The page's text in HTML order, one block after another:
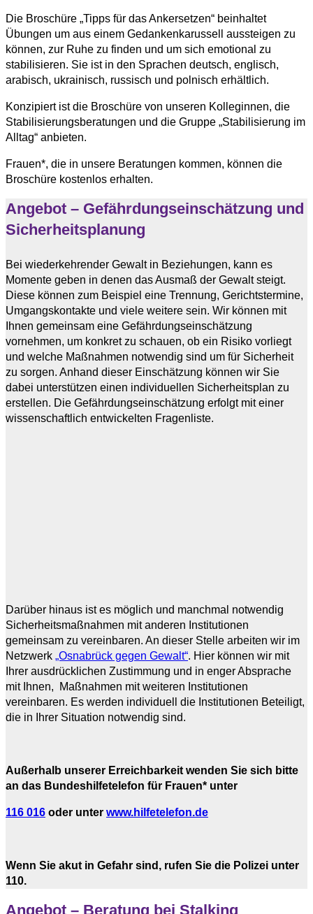
Die Broschüre „Tipps für das Ankersetzen“ beinhaltet
Übungen um aus einem Gedankenkarussell aussteigen zu
können, zur Ruhe zu finden und um sich emotional zu
stabilisieren. Sie ist in den Sprachen deutsch, englisch,
arabisch, ukrainisch, russisch und polnisch erhältlich.
Konzipiert ist die Broschüre von unseren Kolleginnen, die
Stabilisierungsberatungen und die Gruppe „Stabilisierung im
Alltag“ anbieten.
Frauen*, die in unsere Beratungen kommen, können die
Broschüre kostenlos erhalten.
Angebot – Gefährdungseinschätzung und
Sicherheitsplanung
Bei wiederkehrender Gewalt in Beziehungen, kann es
Momente geben in denen das Ausmaß der Gewalt steigt.
Diese können zum Beispiel eine Trennung, Gerichtstermine,
Umgangskontakte und viele weitere sein. Wir können mit
Ihnen gemeinsam eine Gefährdungseinschätzung
vornehmen, um konkret zu schauen, ob ein Risiko vorliegt
und welche Maßnahmen notwendig sind um für Sicherheit
zu sorgen. Anhand dieser Einschätzung können wir Sie
dabei unterstützen einen individuellen Sicherheitsplan zu
erstellen. Die Gefährdungseinschätzung erfolgt mit einer
wissenschaftlich entwickelten Fragenliste.
Darüber hinaus ist es möglich und manchmal notwendig
Sicherheitsmaßnahmen mit anderen Institutionen
gemeinsam zu vereinbaren. An dieser Stelle arbeiten wir im
Netzwerk „Osnabrück gegen Gewalt“. Hier können wir mit
Ihrer ausdrücklichen Zustimmung und in enger Absprache
mit Ihnen, Maßnahmen mit weiteren Institutionen
vereinbaren. Es werden individuell die Institutionen Beteiligt,
die in Ihrer Situation notwendig sind.
Außerhalb unserer Erreichbarkeit wenden Sie sich bitte
an das Bundeshilfetelefon für Frauen* unter
116 016 oder unter www.hilfetelefon.de
Wenn Sie akut in Gefahr sind, rufen Sie die Polizei unter
110.
Angebot – Beratung bei Stalking